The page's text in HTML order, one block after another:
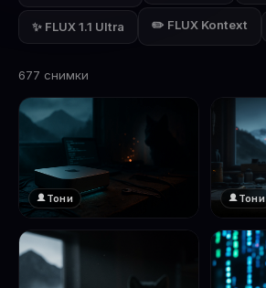
✨ FLUX 1.1 Ultra ✏️ FLUX Kontext
677 снимки
Тони Тони